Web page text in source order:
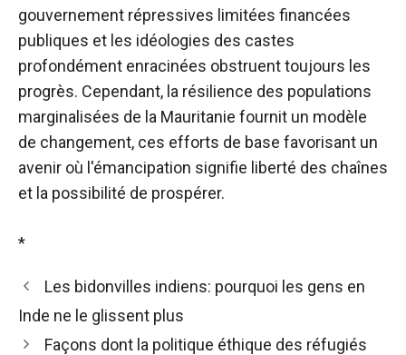
gouvernement répressives limitées financées
publiques et les idéologies des castes
profondément enracinées obstruent toujours les
progrès. Cependant, la résilience des populations
marginalisées de la Mauritanie fournit un modèle
de changement, ces efforts de base favorisant un
avenir où l'émancipation signifie liberté des chaînes
et la possibilité de prospérer.
*
Les bidonvilles indiens: pourquoi les gens en
Inde ne le glissent plus
Façons dont la politique éthique des réfugiés